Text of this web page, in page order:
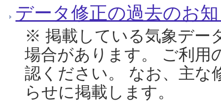
データ修正の過去のお
※ 掲載している気象デー
場合があります。 ご利用
認ください。 なお、主な
らせに掲載します。